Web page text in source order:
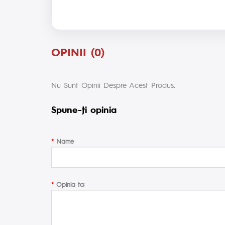
OPINII (0)
Nu Sunt Opinii Despre Acest Produs.
Spune-ţi opinia
Name
Opinia ta: